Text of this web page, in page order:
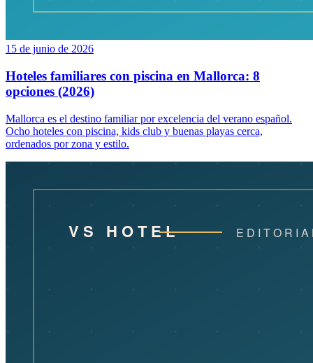
15 de junio de 2026
Hoteles familiares con piscina en Mallorca: 8
opciones (2026)
Mallorca es el destino familiar por excelencia del verano español.
Ocho hoteles con piscina, kids club y buenas playas cerca,
ordenados por zona y estilo.